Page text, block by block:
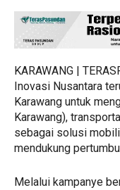
KARAWANG |
Inovasi Nusantara
Karawang untuk
Karawang),
sebagai solusi
mendukung
Melalui kampanye